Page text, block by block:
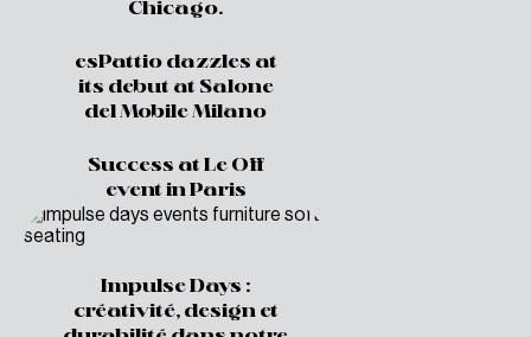
Chicago.
esPattio dazzles at
its debut at Salone
del Mobile Milano
Success at Le Off
event in Paris
Impulse Days :
créativité, design et